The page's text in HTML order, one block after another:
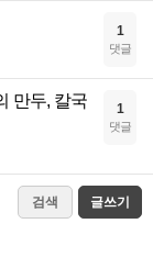
1
댓글
만두, 칼국
1
댓글
검색 글쓰기